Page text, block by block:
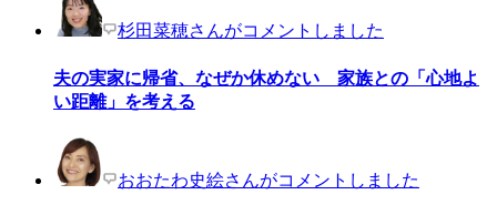
杉田菜穂さんがコメントしました
夫の実家に帰省、なぜか休めない 家族との「心地よ
い距離」を考える
おおたわ史絵さんがコメントしました